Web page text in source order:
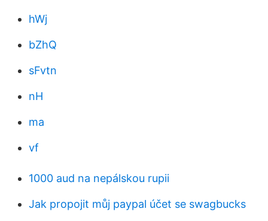
hWj
bZhQ
sFvtn
nH
ma
vf
1000 aud na nepálskou rupii
Jak propojit můj paypal účet se swagbucks